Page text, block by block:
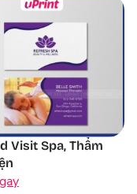
Visit Nhà Hàng